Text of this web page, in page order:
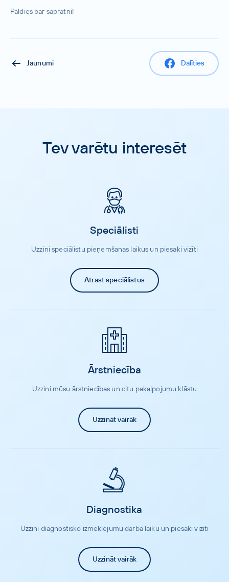
Paldies par sapratni!
Jaunumi Dalīties
Tev varētu interesēt
Speciālisti
Uzzini speciālistu pieņemšanas laikus un piesaki vizīti
Atrast speciālistus
Ārstniecība
Uzzini mūsu ārstniecības un citu pakalpojumu klāstu
Uzzināt vairāk
Diagnostika
Uzzini diagnostisko izmeklējumu darba laiku un piesaki vizīti
Uzzināt vairāk